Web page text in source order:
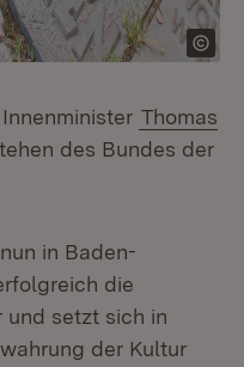
Thomas
des Bundes der
in Baden-
die
und setzt sich in
der Kultur